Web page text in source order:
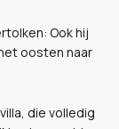
Ook hij
oosten naar
die volledig